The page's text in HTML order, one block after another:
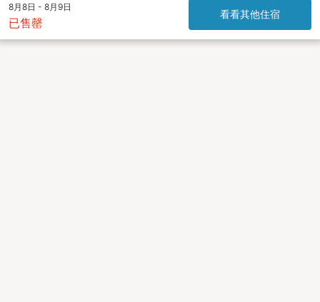
8月8日 - 8月9日
已售罄
看看其他住宿